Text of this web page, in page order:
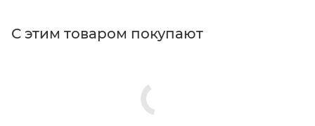
С этим товаром покупают